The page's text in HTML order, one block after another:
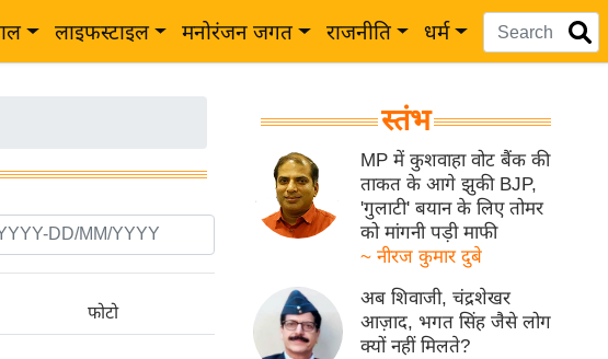
लाइफस्टाइल मनोरंजन जगत राजनीति धर्म
फोटो
स्तंभ
MP में कुशवाहा वोट बैंक की
ताकत के आगे झुकी BJP,
'गुलाटी' बयान के लिए तोमर
को मांगनी पड़ी माफी
~ नीरज कुमार दुबे
अब शिवाजी, चंद्रशेखर
आज़ाद, भगत सिंह जैसे लोग
क्यों नहीं मिलते?